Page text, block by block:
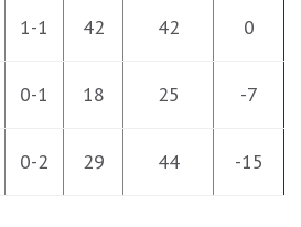
1-1 42 42 0
0-1 18 25 -7
0-2 29 44 -15